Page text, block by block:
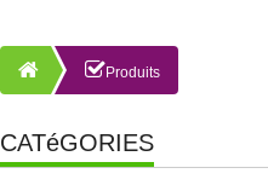
Produits
CATéGORIES